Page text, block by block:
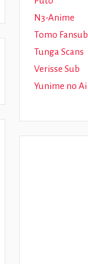
N3-Anime
Tomo Fansub
Tunga Scans
Verisse Sub
Yunime no Ai